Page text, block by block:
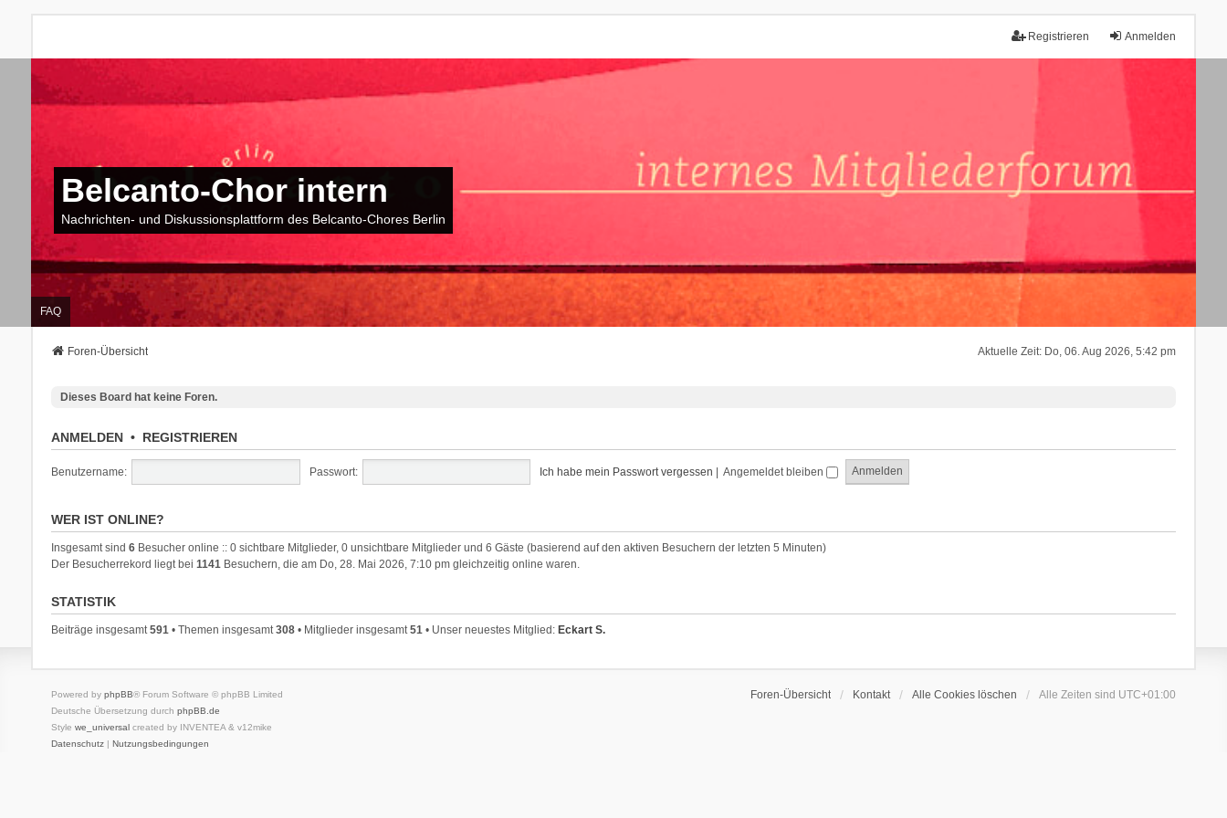
Anmelden
Registrieren
Belcanto-Chor intern
Nachrichten- und Diskussionsplattform des Belcanto-Chores Berlin
FAQ
Aktuelle Zeit: Do, 06. Aug 2026, 5:42 pm
Foren-Übersicht
Dieses Board hat keine Foren.
ANMELDEN• REGISTRIEREN
Benutzername: Passwort: Ich habe mein Passwort vergessen | Angemeldet bleiben
WER IST ONLINE?
Insgesamt sind 6Besucher online :: 0 sichtbare Mitglieder, 0 unsichtbare Mitglieder und 6 Gäste (basierend auf den aktiven Besuchern der letzten 5 Minuten)
Der Besucherrekord liegt bei 1141Besuchern, die am Do, 28. Mai 2026, 7:10 pm gleichzeitig online waren.
STATISTIK
Beiträge insgesamt591• Themen insgesamt308• Mitglieder insgesamt51• Unser neuestes Mitglied: Eckart S.
Foren-Übersicht Kontakt Alle Cookies löschen Alle Zeiten sind UTC+01:00
Powered by phpBB® Forum Software © phpBB Limited
Deutsche Übersetzung durch phpBB.de
Style we_universalcreated by INVENTEA & v12mike
Datenschutz| Nutzungsbedingungen